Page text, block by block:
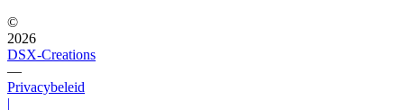
©
2026
DSX-Creations
—
Privacybeleid
|